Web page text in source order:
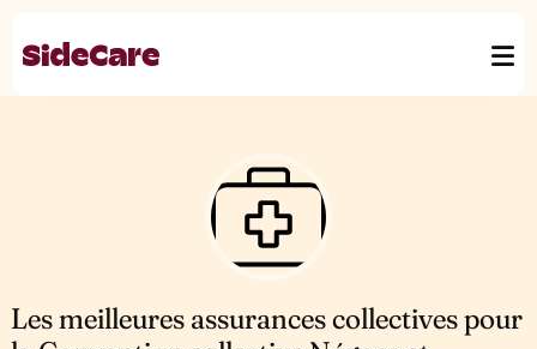
Les meilleures assurances collectives pour